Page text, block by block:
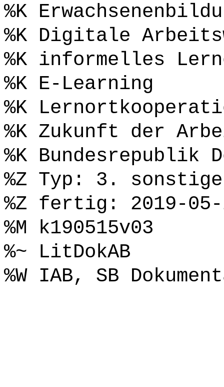
%K
%K Digitale
%K informelles
%K E-Learning
%K
%K Zukunft der
%K Bundesrepublik
%Z Typ: 3.
%Z fertig: 2019-05-
%M k190515v03
%~ LitDokAB
%W IAB, SB